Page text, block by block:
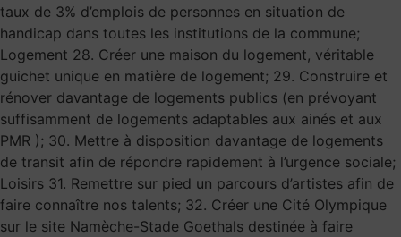
taux de 3% d’emplois de personnes en situation de
handicap dans toutes les institutions de la commune;
Logement 28. Créer une maison du logement, véritable
guichet unique en matière de logement; 29. Construire et
rénover davantage de logements publics (en prévoyant
suffisamment de logements adaptables aux ainés et aux
PMR ); 30. Mettre à disposition davantage de logements
de transit afin de répondre rapidement à l’urgence sociale;
Loisirs 31. Remettre sur pied un parcours d’artistes afin de
faire connaître nos talents; 32. Créer une Cité Olympique
sur le site Namèche-Stade Goethals destinée à faire